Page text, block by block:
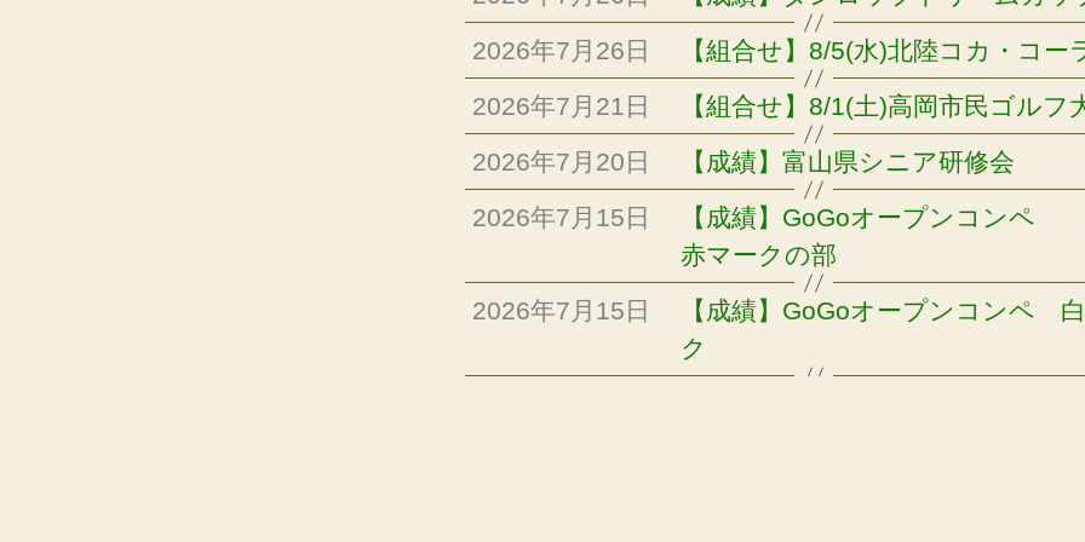
2026年7月26日
【組合せ】8/5(水)北陸コカ・コー
2026年7月21日
【組合せ】8/1(土)高岡市民ゴルフ
2026年7月20日
【成績】富山県シニア研修会
2026年7月15日
【成績】GoGoオープンコンペ
赤マークの部
2026年7月15日
【成績】GoGoオープンコンペ
ク